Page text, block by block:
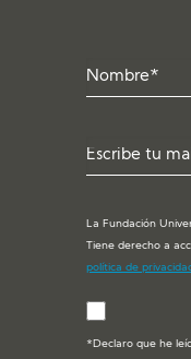
La Fundación
Tiene derecho a
política de
*Declaro que he